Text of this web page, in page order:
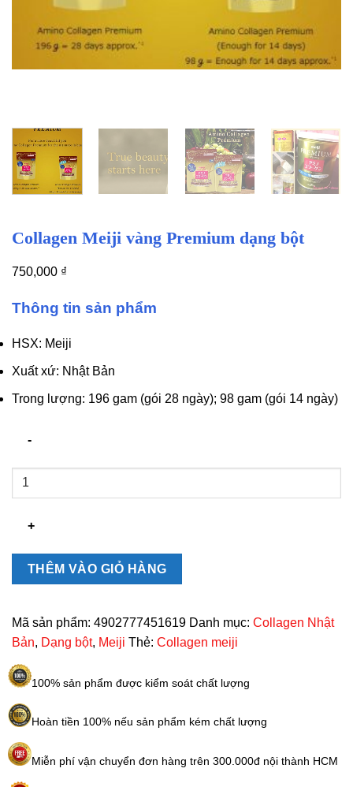
Collagen Meiji vàng Premium dạng bột
750,000 ₫
Thông tin sản phẩm
HSX: Meiji
Xuất xứ: Nhật Bản
Trong lượng: 196 gam (gói 28 ngày); 98 gam (gói 14 ngày)
Collagen
Premium
bột
số
THÊM VÀO GIỎ HÀNG
Mã sản phẩm: 4902777451619 Danh mục: Collagen Nhật
Bản, Dạng bột, Meiji Thẻ: Collagen meiji
100% sản phẩm được kiểm soát chất lượng
Hoàn tiền 100% nếu sản phẩm kém chất lượng
Miễn phí vận chuyển đơn hàng trên 300.000đ nội thành HCM